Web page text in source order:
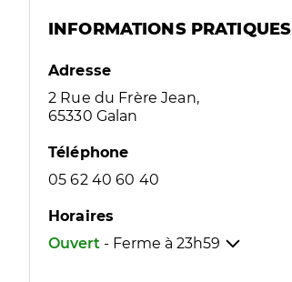
INFORMATIONS PRATIQUES
Adresse
2 Rue du Frère Jean,
65330 Galan
Téléphone
05 62 40 60 40
Horaires
Ouvert - Ferme à 23h59